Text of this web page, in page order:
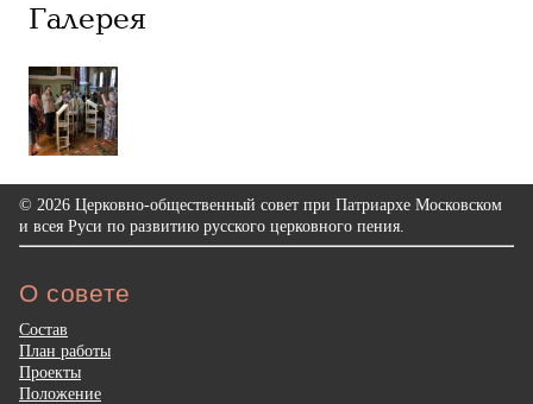
Галерея
© 2026 Церковно-общественный совет при Патриархе Московском
и всея Руси по развитию русского церковного пения.
О совете
Состав
План работы
Проекты
Положение